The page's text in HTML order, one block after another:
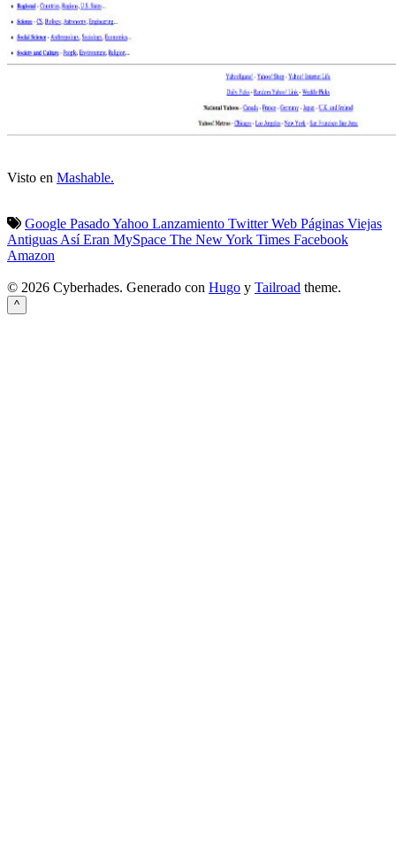
Visto en Mashable.
Google PasadoYahoo Lanzamiento TwitterWeb Páginas Viejas
Antiguas Así Eran MySpace The New York Times Facebook
Amazon
© 2026 Cyberhades. Generado con Hugo y Tailroad theme.
^